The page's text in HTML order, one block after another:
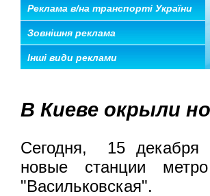
Реклама в/на транспорті України
Зовнішня реклама
Інші види реклами
В Киеве окрыли
Сегодня, 15 декабря
новые станции
"Васильковская".